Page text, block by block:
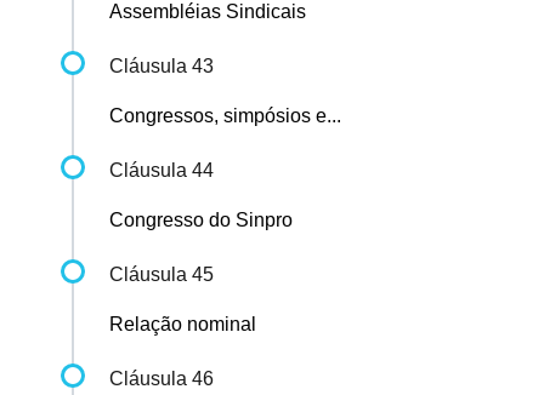
Assembléias Sindicais
Cláusula 43
Congressos, simpósios e...
Cláusula 44
Congresso do Sinpro
Cláusula 45
Relação nominal
Cláusula 46